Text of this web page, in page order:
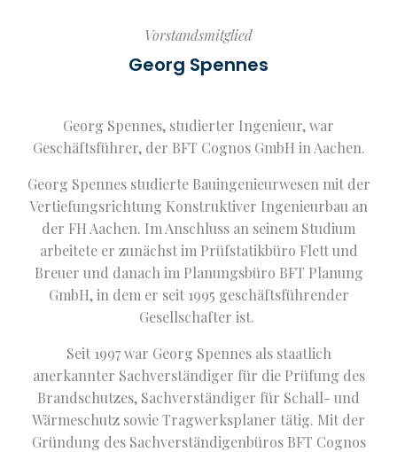
Vorstandsmitglied
Georg Spennes
Georg Spennes, studierter Ingenieur, war
Geschäftsführer, der BFT Cognos GmbH in Aachen.
Georg Spennes studierte Bauingenieurwesen mit der
Vertiefungsrichtung Konstruktiver Ingenieurbau an
der FH Aachen. Im Anschluss an seinem Studium
arbeitete er zunächst im Prüfstatikbüro Flett und
Breuer und danach im Planungsbüro BFT Planung
GmbH, in dem er seit 1995 geschäftsführender
Gesellschafter ist.
Seit 1997 war Georg Spennes als staatlich
anerkannter Sachverständiger für die Prüfung des
Brandschutzes, Sachverständiger für Schall- und
Wärmeschutz sowie Tragwerksplaner tätig. Mit der
Gründung des Sachverständigenbüros BFT Cognos